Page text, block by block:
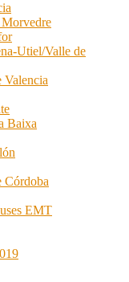
Utiel/Valle de
Valencia
Baixa
Córdoba
EMT